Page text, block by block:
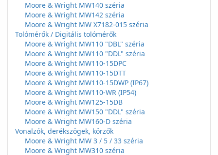
Moore & Wright MW140 széria
Moore & Wright MW142 széria
Moore & Wright MW X7182-015 széria
Tolómérők / Digitális tolómérők
Moore & Wright MW110 "DBL" széria
Moore & Wright MW110 "DDL" széria
Moore & Wright MW110-15DPC
Moore & Wright MW110-15DTT
Moore & Wright MW110-15DWP (IP67)
Moore & Wright MW110-WR (IP54)
Moore & Wright MW125-15DB
Moore & Wright MW150 "DDL" széria
Moore & Wright MW160-D széria
Vonalzók, derékszögek, körzők
Moore & Wright MW 3 / 5 / 33 széria
Moore & Wright MW310 széria